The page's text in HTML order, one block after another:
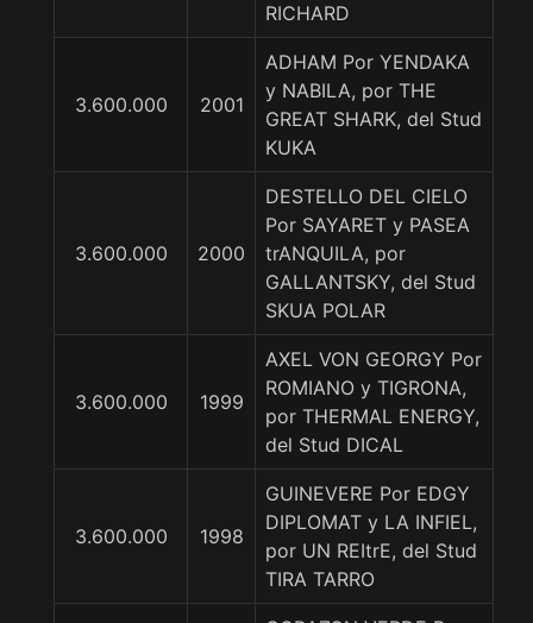
RICHARD
3.600.000 2001
ADHAM Por YENDAKA
y NABILA, por THE
GREAT SHARK, del Stud
KUKA
3.600.000 2000
DESTELLO DEL CIELO
Por SAYARET y PASEA
trANQUILA, por
GALLANTSKY, del Stud
SKUA POLAR
3.600.000 1999
AXEL VON GEORGY Por
ROMIANO y TIGRONA,
por THERMAL ENERGY,
del Stud DICAL
3.600.000 1998
GUINEVERE Por EDGY
DIPLOMAT y LA INFIEL,
por UN REItrE, del Stud
TIRA TARRO